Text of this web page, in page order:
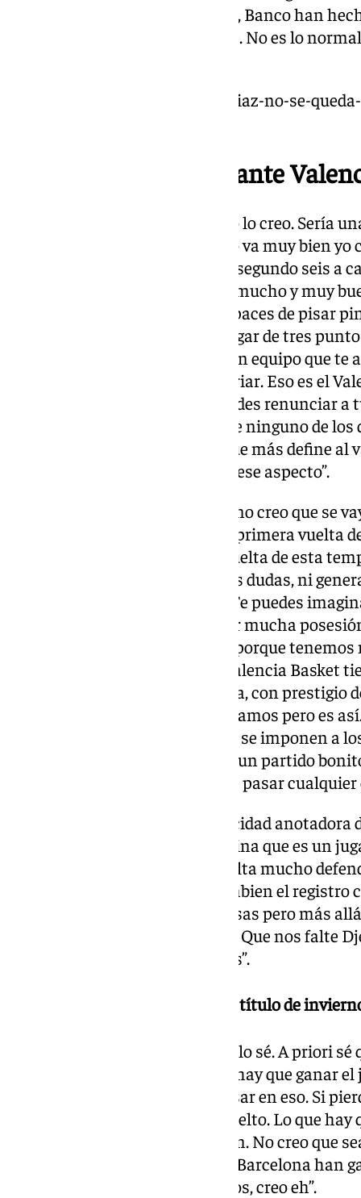
con el grupo. El club, Fundación, Banco han
mantener un bloque tan grande. No es lo
https://www.101tv.es/alberto-diaz-no-se-
Duelo por el liderato ante
Planteamiento de Valencia: “No lo creo. Sería
que hacen todos los días. Si algo va muy bien
un equipo que te ataca desde el segundo seis
el bloqueo directo porque tiene mucho y muy
fuera y los manejadores son capaces de pisar
grandes se pueden abrir para jugar de tres
defendiendo a todo campo. Es un equipo que te
rebote de ataque, eso no va a variar. Eso es el
que va a ser mañana. Tú no puedes renunciar
nosotros el nuestro. No creo que ninguno de
espero ases bajo la manga, lo que más define
que haya muchas sorpresas en ese aspecto”.
Importancia del resultado: “Yo no creo que se
por el resultado de mañana. La primera vuelta
caso algo más que la primera vuelta de esta
sólida que no ofrece demasiadas dudas, ni
pasar cualquier cosa mañana. Te puedes
el mundo espera que vaya haber mucha
Es un partido muy interesante porque
equipos aunque con matices. Valencia Basket
aunque no les guste esa etiqueta, con prestigio
Aunque no le gusta que se lo digamos pero es
la superioridad física con la que se imponen a
resistiendo a su idea. Haciendo un partido
que pase mañana porque puede pasar cualquier
Plantilla del Valencia: “La capacidad
Badio… Vamos a ver si está Sestina que es un
tres espectacular y que te dificulta mucho
campo tan abierto. Cuando cambien el
completo, que tiene muchas cosas pero más
los tres es lo más problemático. Que nos falte
muy importantes para nosotros”.
Sin Barreiro ni Djedovic a por el título de
Ventaja de quedar primero: “No lo sé. A priori
de descanso es bueno. Para eso hay que ganar
rival de cuartos como para pensar en eso. Si
que has estado, has ido y has vuelto. Lo que
partidos buenos y salir campeón. No creo que
el jueves. Cuando el Madrid o el Barcelona han
mejores, no por ir como primeros, creo eh”.